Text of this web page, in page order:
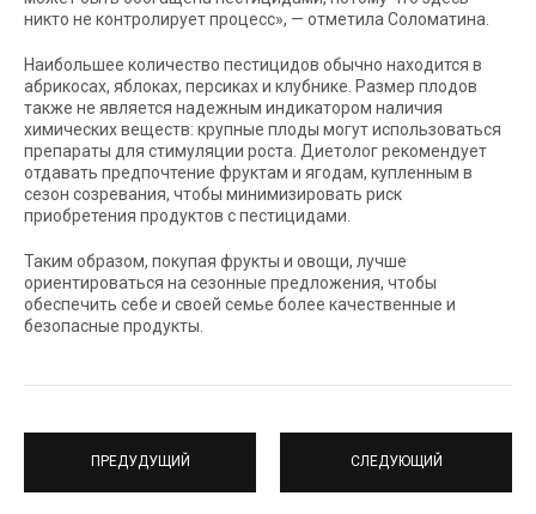
никто не контролирует процесс», — отметила Соломатина.
Наибольшее количество пестицидов обычно находится в
абрикосах, яблоках, персиках и клубнике. Размер плодов
также не является надежным индикатором наличия
химических веществ: крупные плоды могут использоваться
препараты для стимуляции роста. Диетолог рекомендует
отдавать предпочтение фруктам и ягодам, купленным в
сезон созревания, чтобы минимизировать риск
приобретения продуктов с пестицидами.
Таким образом, покупая фрукты и овощи, лучше
ориентироваться на сезонные предложения, чтобы
обеспечить себе и своей семье более качественные и
безопасные продукты.
ПРЕДУДУЩИЙ СЛЕДУЮЩИЙ